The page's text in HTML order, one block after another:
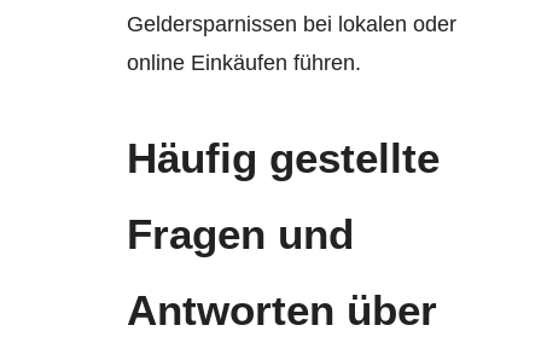
Geldersparnissen bei lokalen oder
online Einkäufen führen.
Häufig gestellte
Fragen und
Antworten über